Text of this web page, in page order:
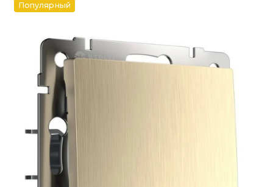
Популярный